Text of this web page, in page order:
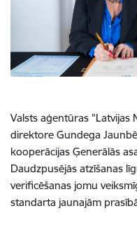
Valsts aģentūras "Latvijas
direktore Gundega
kooperācijas Ģenerālās
Daudzpusējās atzīšanas
verificēšanas jomu
standarta jaunajām